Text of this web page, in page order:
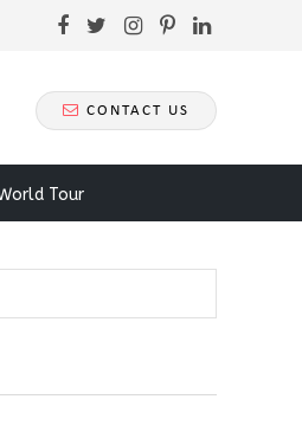
CONTACT US
Tour